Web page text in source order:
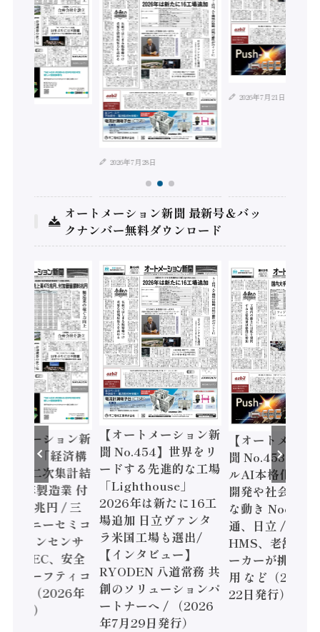
2026年7月28日
2026年7月21日
オートメーション新聞 最新号＆バッ
クナンバー無料ダウンロード
トメーション新
】「経済構
調査二次集計結
年製造業 付
額86兆円 / 三
とソニーセミコ
ジョンセンサ
/ IDEC、安全
すセーフティコ
ーラ（2026年
発行）
【オートメーション新
聞 No.454】世界をリ
ードする先進的な工場
「Lighthouse」
2026年は新たに16工
場追加 日立ヴァンタ
ラ米国工場も選出/
【インタビュー】
RYODEN 八道常務 共
創のソリューションパ
ートナーへ / （2026
年7月29日発行）
【オートメーシ
聞 No.453】フ
ルAI本格化へ
開発や社会実装
な動き Noetra
通、日立 / 兵神
HMS、老舗ポ
ーカーが挑むデ
用 など（2026
22日発行）